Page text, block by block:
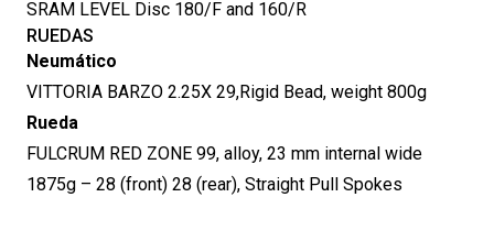
SRAM LEVEL Disc 180/F and 160/R
RUEDAS
Neumático
VITTORIA BARZO 2.25X 29,Rigid Bead, weight 800g
Rueda
FULCRUM RED ZONE 99, alloy, 23 mm internal wide
1875g – 28 (front) 28 (rear), Straight Pull Spokes